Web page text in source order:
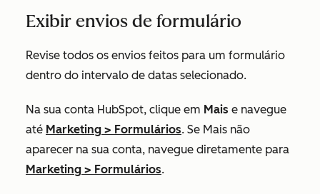
Exibir envios de formulário
Revise todos os envios feitos para um formulário
dentro do intervalo de datas selecionado.
Na sua conta HubSpot, clique em Mais e navegue
até Marketing > Formulários. Se Mais não
aparecer na sua conta, navegue diretamente para
Marketing > Formulários.